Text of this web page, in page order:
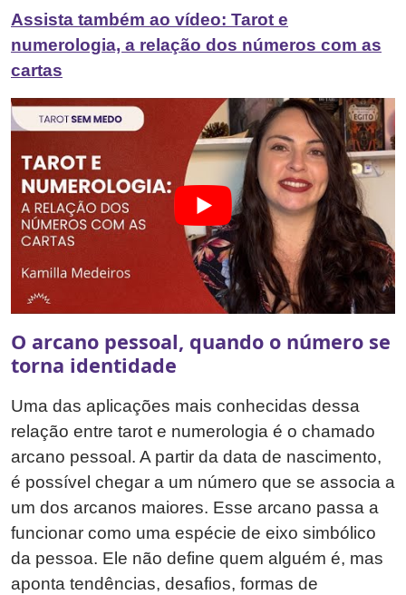
Assista também ao vídeo: Tarot e
numerologia, a relação dos números com as
cartas
O arcano pessoal, quando o número se
torna identidade
Uma das aplicações mais conhecidas dessa
relação entre tarot e numerologia é o chamado
arcano pessoal. A partir da data de nascimento,
é possível chegar a um número que se associa a
um dos arcanos maiores. Esse arcano passa a
funcionar como uma espécie de eixo simbólico
da pessoa. Ele não define quem alguém é, mas
aponta tendências, desafios, formas de